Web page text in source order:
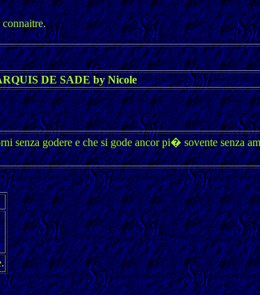
DE SADE by Nicole
godere e che si gode ancor pi� sovente senza